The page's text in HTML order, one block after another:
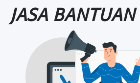
JASA BANTUAN